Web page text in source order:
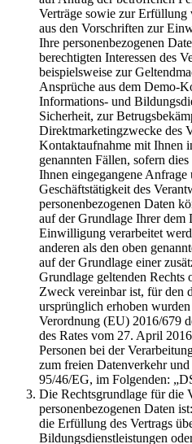
Verträge sowie zur
aus den Vorschriften zur
Ihre personenbezogenen
berechtigten Interessen des
beispielsweise zur
Ansprüche aus dem Demo-
Informations- und
Sicherheit, zur
Direktmarketingzwecke des
Kontaktaufnahme mit Ihnen
genannten Fällen, sofern
Ihnen eingegangene
Geschäftstätigkeit des
personenbezogenen Daten
auf der Grundlage Ihrer dem
Einwilligung verarbeitet
anderen als den oben
auf der Grundlage einer
Grundlage geltenden
Zweck vereinbar ist, für den
ursprünglich erhoben
Verordnung (EU) 2016/679
des Rates vom 27. April
Personen bei der
zum freien Datenverkehr
95/46/EG, im Folgenden:
Die Rechtsgrundlage für die
personenbezogenen Daten
die Erfüllung des Vertrags
Bildungsdienstleistungen